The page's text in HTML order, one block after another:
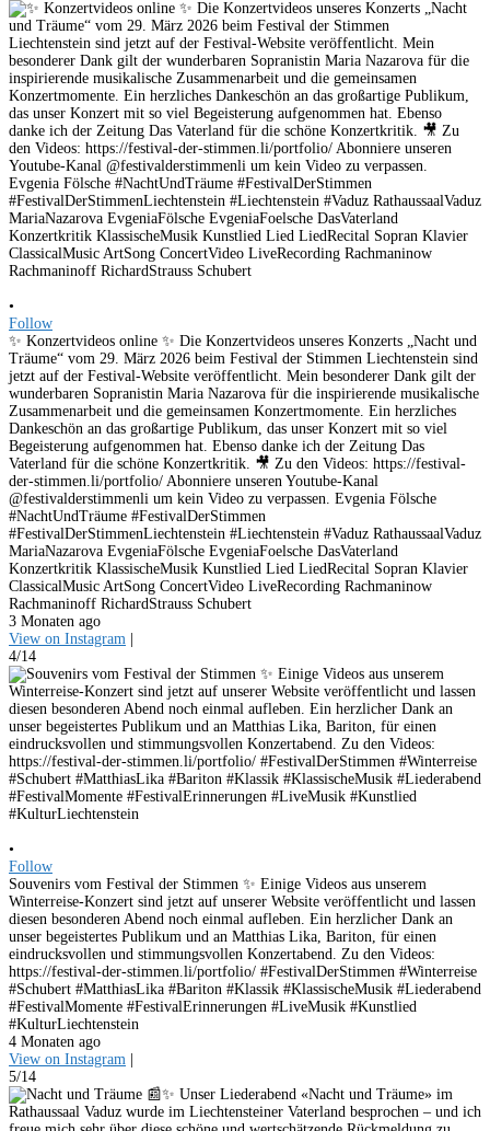
•
Follow
✨ Konzertvideos online ✨ Die Konzertvideos unseres Konzerts „Nacht und
Träume“ vom 29. März 2026 beim Festival der Stimmen Liechtenstein sind
jetzt auf der Festival-Website veröffentlicht. Mein besonderer Dank gilt der
wunderbaren Sopranistin Maria Nazarova für die inspirierende musikalische
Zusammenarbeit und die gemeinsamen Konzertmomente. Ein herzliches
Dankeschön an das großartige Publikum, das unser Konzert mit so viel
Begeisterung aufgenommen hat. Ebenso danke ich der Zeitung Das
Vaterland für die schöne Konzertkritik. 🎥 Zu den Videos: https://festival-
der-stimmen.li/portfolio/ Abonniere unseren Youtube-Kanal
@festivalderstimmenli um kein Video zu verpassen. Evgenia Fölsche
#NachtUndTräume #FestivalDerStimmen
#FestivalDerStimmenLiechtenstein #Liechtenstein #Vaduz RathaussaalVaduz
MariaNazarova EvgeniaFölsche EvgeniaFoelsche DasVaterland
Konzertkritik KlassischeMusik Kunstlied Lied LiedRecital Sopran Klavier
ClassicalMusic ArtSong ConcertVideo LiveRecording Rachmaninow
Rachmaninoff RichardStrauss Schubert
3 Monaten ago
View on Instagram |
4/14
•
Follow
Souvenirs vom Festival der Stimmen ✨ Einige Videos aus unserem
Winterreise-Konzert sind jetzt auf unserer Website veröffentlicht und lassen
diesen besonderen Abend noch einmal aufleben. Ein herzlicher Dank an
unser begeistertes Publikum und an Matthias Lika, Bariton, für einen
eindrucksvollen und stimmungsvollen Konzertabend. Zu den Videos:
https://festival-der-stimmen.li/portfolio/ #FestivalDerStimmen #Winterreise
#Schubert #MatthiasLika #Bariton #Klassik #KlassischeMusik #Liederabend
#FestivalMomente #FestivalErinnerungen #LiveMusik #Kunstlied
#KulturLiechtenstein
4 Monaten ago
View on Instagram |
5/14